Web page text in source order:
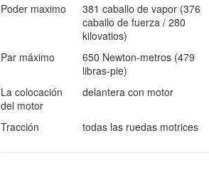
Poder maximo
381 caballo de vapor (376
caballo de fuerza / 280
kilovatios)
Par máximo
650 Newton-metros (479
libras-pie)
La colocación
del motor
delantera con motor
Tracción todas las ruedas motrices